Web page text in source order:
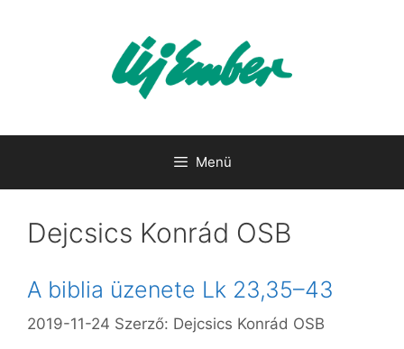
Menü
Dejcsics Konrád OSB
A biblia üzenete Lk 23,35–43
2019-11-24 Szerző: Dejcsics Konrád OSB